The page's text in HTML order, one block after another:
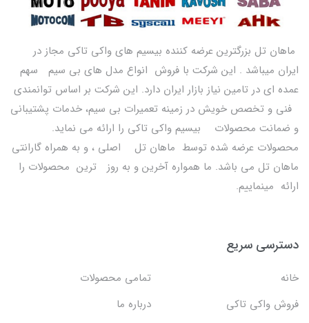
ماهان تل بزرگترین عرضه کننده بیسیم های واکی تاکی مجاز در
ایران میباشد . این شرکت با فروش انواع مدل های بی سیم سهم
عمده ای در تامین نیاز بازار ایران دارد. این شرکت بر اساس توانمندی
فنی و تخصص خویش در زمینه تعمیرات بی سیم، خدمات پشتیبانی
و ضمانت محصولات بیسیم واکی تاکی را ارائه می نماید.
محصولات عرضه شده توسط ماهان تل اصلی ، و به همراه گارانتی
ماهان تل می باشد. ما همواره آخرین و به روز ترین محصولات را
ارائه مینماییم.
دسترسی سریع
خانه
تمامی محصولات
فروش واکی تاکی
درباره ما